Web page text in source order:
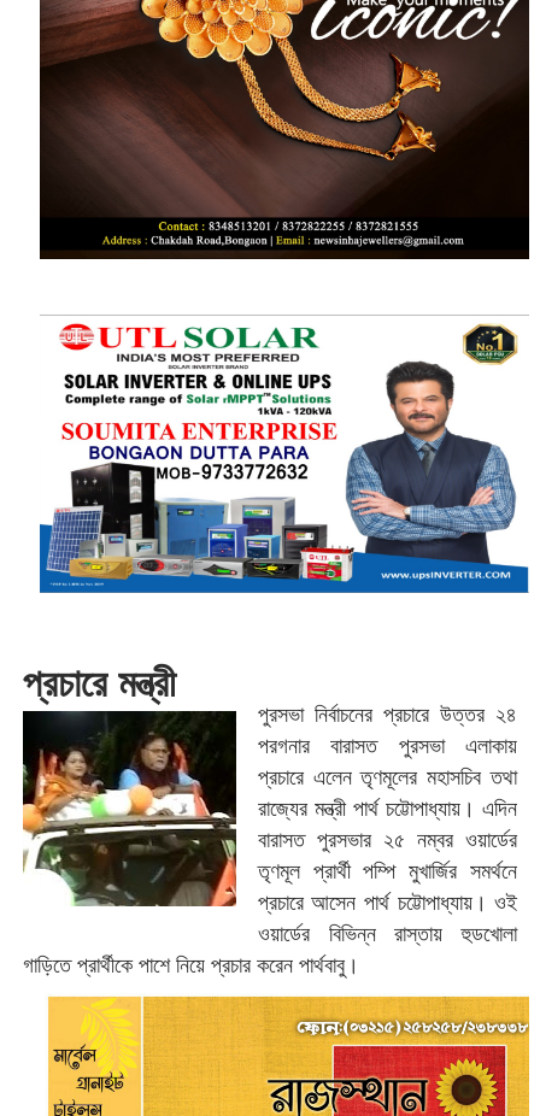
প্রচারে মন্ত্রী
পুরসভা নির্বাচনের প্রচারে উত্তর ২৪
পরগনার বারাসত পুরসভা এলাকায়
প্রচারে এলেন তৃণমূলের মহাসচিব তথা
রাজ্যের মন্ত্রী পার্থ চট্টোপাধ্যায়। এদিন
বারাসত পুরসভার ২৫ নম্বর ওয়ার্ডের
তৃণমূল প্রার্থী পম্পি মুখার্জির সমর্থনে
প্রচারে আসেন পার্থ চট্টোপাধ্যায়। ওই
ওয়ার্ডের বিভিন্ন রাস্তায় হুডখোলা
গাড়িতে প্রার্থীকে পাশে নিয়ে প্রচার করেন পার্থবাবু।